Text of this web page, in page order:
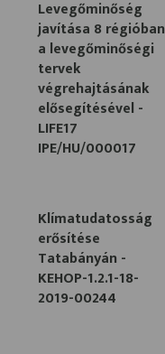
Levegőminőség
javítása 8 régióban
a levegőminőségi
tervek
végrehajtásának
elősegítésével -
LIFE17
IPE/HU/000017
Klímatudatosság
erősítése
Tatabányán -
KEHOP-1.2.1-18-
2019-00244